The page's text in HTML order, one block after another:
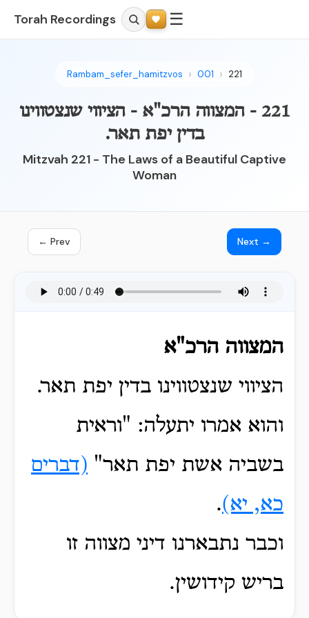
Torah Recordings ☰
Rambam_sefer_hamitzvos 001 221
221 - המצווה הרכ"א - הציווי שנצטווינו
בדין יפת תאר.
Mitzvah 221 - The Laws of a Beautiful Captive
Woman
← Prev Next →
המצווה הרכ"א
הציווי שנצטווינו בדין יפת תאר.
והוא אמרו יתעלה: "וראית
בשביה אשת יפת תאר" (דברים
כא, יא).
וכבר נתבארנו דיני מצווה זו
בריש קידושין.